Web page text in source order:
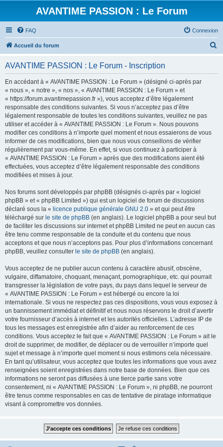
AVANTIME PASSION : Le Forum
FAQ Connexion
Accueil du forum
AVANTIME PASSION : Le Forum - Inscription
En accédant à « AVANTIME PASSION : Le Forum » (désigné ci-après par
« nous », « notre », « nos », « AVANTIME PASSION : Le Forum » et
« https://forum.avantimepassion.fr »), vous acceptez d’être légalement
responsable des conditions suivantes. Si vous n’acceptez pas d’être
légalement responsable de toutes les conditions suivantes, veuillez ne pas
utiliser et accéder à « AVANTIME PASSION : Le Forum ». Nous pouvons
modifier ces conditions à n’importe quel moment et nous essaierons de vous
informer de ces modifications, bien que nous vous conseillons de vérifier
régulièrement par vous-même. En effet, si vous continuez à participer à
« AVANTIME PASSION : Le Forum » après que des modifications aient été
effectuées, vous acceptez d’être légalement responsable des conditions
modifiées et mises à jour.
Nos forums sont développés par phpBB (désignés ci-après par « logiciel
phpBB » et « phpBB Limited ») qui est un logiciel de forum de discussions
déclaré sous la « licence publique générale GNU 2.0 » et qui peut être
téléchargé sur le site de phpBB (en anglais). Le logiciel phpBB a pour seul but
de faciliter les discussions sur internet et phpBB Limited ne peut en aucun cas
être tenu comme responsable de la conduite et du contenu que nous
acceptons et que nous n’acceptons pas. Pour plus d’informations concernant
phpBB, veuillez consulter le site de phpBB (en anglais).
Vous acceptez de ne publier aucun contenu à caractère abusif, obscène,
vulgaire, diffamatoire, choquant, menaçant, pornographique, etc. qui pourrait
transgresser la législation de votre pays, du pays dans lequel le serveur de
« AVANTIME PASSION : Le Forum » est hébergé ou encore la loi
internationale. Si vous ne respectez pas ces dispositions, vous vous exposez à
un bannissement immédiat et définitif et nous nous réservons le droit d’avertir
votre fournisseur d’accès à internet et les autorités officielles. L’adresse IP de
tous les messages est enregistrée afin d’aider au renforcement de ces
conditions. Vous acceptez le fait que « AVANTIME PASSION : Le Forum » ait le
droit de supprimer, de modifier, de déplacer ou de verrouiller n’importe quel
sujet et message à n’importe quel moment si nous estimons cela nécessaire.
En tant qu’utilisateur, vous acceptez que toutes les informations que vous avez
renseignées soient enregistrées dans notre base de données. Bien que ces
informations ne seront pas diffusées à une tierce partie sans votre
consentement, ni « AVANTIME PASSION : Le Forum », ni phpBB, ne pourront
être tenus comme responsables en cas de tentative de piratage informatique
visant à compromettre vos données.